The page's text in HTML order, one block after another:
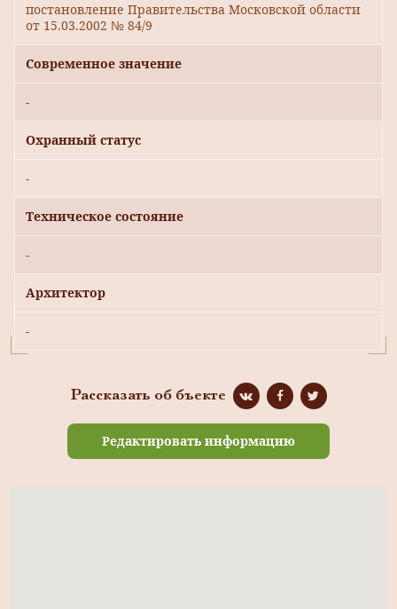
постановление Правительства Московской области
от 15.03.2002 № 84/9
Современное значение
-
Охранный статус
-
Техническое состояние
-
Архитектор
-
Рассказать об бъекте
Редактировать информацию